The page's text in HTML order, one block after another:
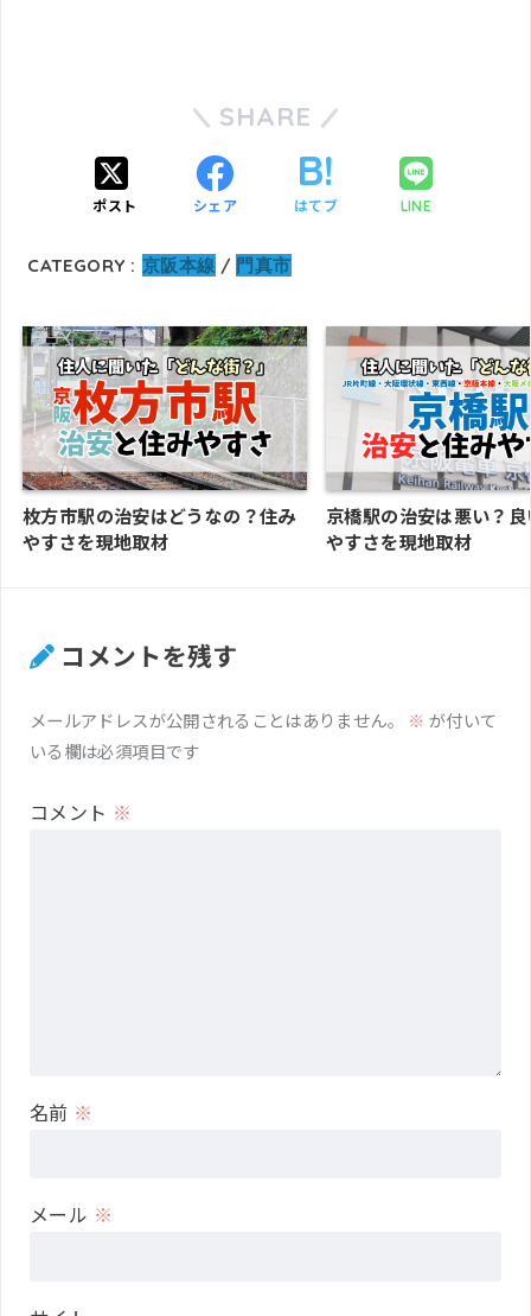
SHARE
ポスト シェア はてブ LINE
CATEGORY : 京阪本線 門真市
枚方市駅の治安はどうなの？住み
やすさを現地取材
京橋駅の治安は悪い？
やすさを現地取材
コメントを残す
メールアドレスが公開されることはありません。 ※ が付いて
いる欄は必須項目です
コメント ※
名前 ※
メール ※